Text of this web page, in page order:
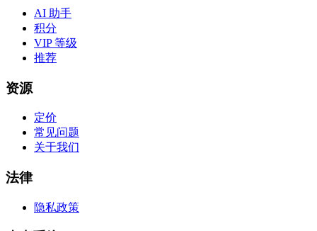
AI 助手
积分
VIP 等级
推荐
资源
定价
常见问题
关于我们
法律
隐私政策